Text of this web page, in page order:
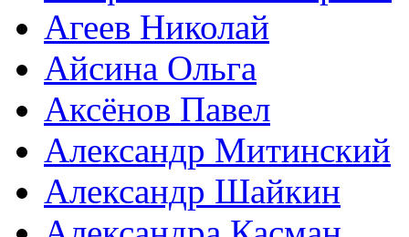
Агеев Николай
Айсина Ольга
Аксёнов Павел
Александр Митинский
Александр Шайкин